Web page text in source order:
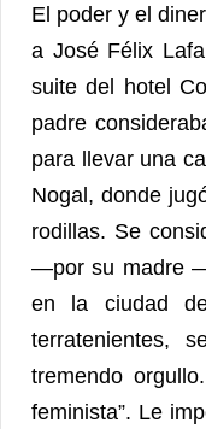
El poder y el
a José Félix
suite del hotel
padre
para llevar una
Nogal, donde
rodillas. Se
—por su madre
en la ciudad
terratenientes,
tremendo
feminista”. Le